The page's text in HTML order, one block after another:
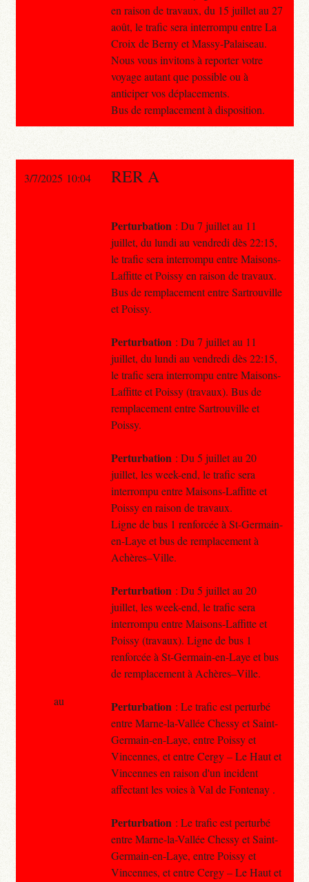
en raison de travaux, du 15 juillet au 27
août, le trafic sera interrompu entre La
Croix de Berny et Massy-Palaiseau.
Nous vous invitons à reporter votre
voyage autant que possible ou à
anticiper vos déplacements.
Bus de remplacement à disposition.
3/7/2025 10:04 RER A
Perturbation : Du 7 juillet au 11
juillet, du lundi au vendredi dès 22:15,
le trafic sera interrompu entre Maisons-
Laffitte et Poissy en raison de travaux.
Bus de remplacement entre Sartrouville
et Poissy.
Perturbation : Du 7 juillet au 11
juillet, du lundi au vendredi dès 22:15,
le trafic sera interrompu entre Maisons-
Laffitte et Poissy (travaux). Bus de
remplacement entre Sartrouville et
Poissy.
Perturbation : Du 5 juillet au 20
juillet, les week-end, le trafic sera
interrompu entre Maisons-Laffitte et
Poissy en raison de travaux.
Ligne de bus 1 renforcée à St-Germain-
en-Laye et bus de remplacement à
Achères–Ville.
Perturbation : Du 5 juillet au 20
juillet, les week-end, le trafic sera
interrompu entre Maisons-Laffitte et
Poissy (travaux). Ligne de bus 1
renforcée à St-Germain-en-Laye et bus
de remplacement à Achères–Ville.
Perturbation : Le trafic est perturbé
entre Marne-la-Vallée Chessy et Saint-
Germain-en-Laye, entre Poissy et
Vincennes, et entre Cergy – Le Haut et
Vincennes en raison d'un incident
affectant les voies à Val de Fontenay .
Perturbation : Le trafic est perturbé
entre Marne-la-Vallée Chessy et Saint-
Germain-en-Laye, entre Poissy et
Vincennes, et entre Cergy – Le Haut et
au